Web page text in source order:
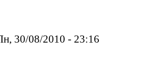
30/08/2010 - 23:16